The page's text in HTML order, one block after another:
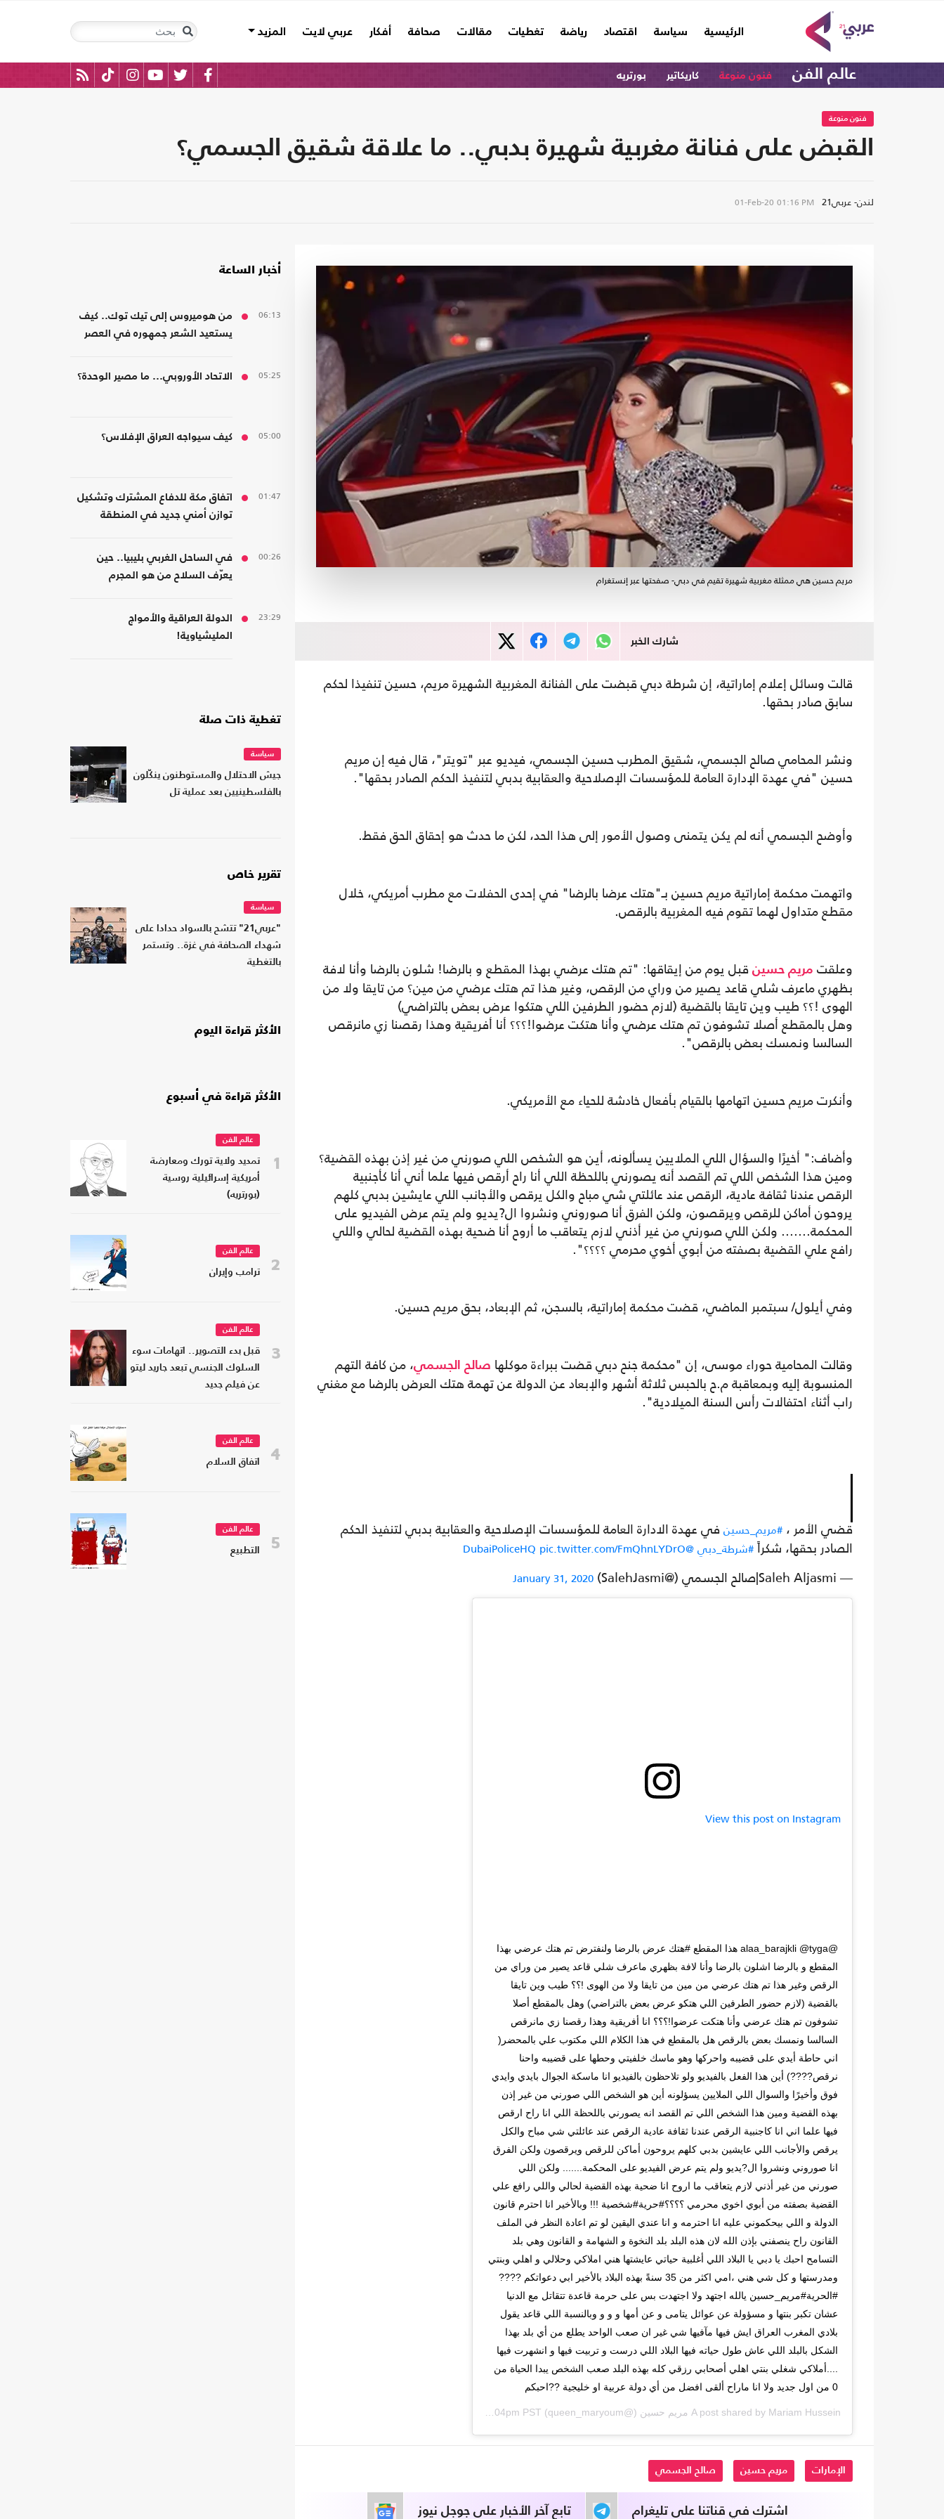
الرئيسية
(current) سياسة اقتصاد رياضة تغطيات مقالات صحافة أفكار عربي لايت المزيد
عالم الفن فنون منوعة كاريكاتير بورتريه
فنون منوعة
القبض على فنانة مغربية شهيرة بدبي.. ما علاقة شقيق الجسمي؟
لندن- عربي21 01-Feb-20 01:16 PM
مريم حسين هي ممثلة مغربية شهيرة تقيم في دبي- صفحتها عبر إنستغرام
شارك الخبر
قالت وسائل إعلام إماراتية، إن شرطة دبي قبضت على الفنانة المغربية الشهيرة مريم، حسين تنفيذا لحكم
سابق صادر بحقها.
ونشر المحامي صالح الجسمي، شقيق المطرب حسين الجسمي، فيديو عبر "تويتر"، قال فيه إن مريم
حسين "في عهدة الإدارة العامة للمؤسسات الإصلاحية والعقابية بدبي لتنفيذ الحكم الصادر بحقها".
وأوضح الجسمي أنه لم يكن يتمنى وصول الأمور إلى هذا الحد، لكن ما حدث هو إحقاق الحق فقط.
واتهمت محكمة إماراتية مريم حسين بـ"هتك عرضا بالرضا" في إحدى الحفلات مع مطرب أمريكي، خلال
مقطع متداول لهما تقوم فيه المغربية بالرقص.
وعلقت مريم حسين قبل يوم من إيقاقها: "تم هتك عرضي بهذا المقطع و بالرضا! شلون بالرضا وأنا لافة
بظهري ماعرف شلي قاعد يصير من وراي من الرقص، وغير هذا تم هتك عرضي من مين؟ من تايقا ولا من
الهوى !؟؟ طيب وين تايقا بالقضية (لازم حضور الطرفين اللي هتكوا عرض بعض بالتراضي)
وهل بالمقطع أصلا تشوفون تم هتك عرضي وأنا هتكت عرضوا!؟؟؟ أنا أفريقية وهذا رقصنا زي مانرقص
السالسا ونمسك بعض بالرقص".
وأنكرت مريم حسين اتهامها بالقيام بأفعال خادشة للحياء مع الأمريكي.
وأضاف:" أخيرًا والسؤال اللي الملايين يسألونه، أين هو الشخص اللي صورني من غير إذن بهذه القضية؟
ومين هذا الشخص اللي تم القصد أنه يصورني باللحظة اللي أنا راح أرقص فيها علما أني أنا كأجنبية
الرقص عندنا ثقافة عادية، الرقص عند عائلتي شي مباح والكل يرقص والأجانب اللي عايشين بدبي كلهم
يروحون أماكن للرقص ويرقصون، ولكن الفرق أنا صوروني ونشروا ال?يديو ولم يتم عرض الفيديو على
المحكمة....... ولكن اللي صورني من غير أذني لازم يتعاقب ما أروح أنا ضحية بهذه القضية لحالي واللي
رافع علي القضية بصفته من أبوي أخوي محرمي ؟؟؟؟".
وفي أيلول/ سبتمبر الماضي، قضت محكمة إماراتية، بالسجن، ثم الإبعاد، بحق مريم حسين.
وقالت المحامية حوراء موسى، إن "محكمة جنح دبي قضت ببراءة موكلها صالح الجسمي، من كافة التهم
المنسوبة إليه وبمعاقبة م.ح بالحبس ثلاثة أشهر والإبعاد عن الدولة عن تهمة هتك العرض بالرضا مع مغني
راب أثناء احتفالات رأس السنة الميلادية".
قضي الأمر ، #مريم_حسين في عهدة الادارة العامة للمؤسسات الإصلاحية والعقابية بدبي لتنفيذ الحكم
الصادر بحقها، شكراً #شرطة_دبي @DubaiPoliceHQ
pic.twitter.com/FmQhnLYDrO
— Saleh Aljasmi|صالح الجسمي (@SalehJasmi) January 31, 2020
View this post on Instagram
@alaa_barajkli @tyga هذا المقطع #هتك عرض بالرضا ولنفترض تم هتك عرضي بهذا
المقطع و بالرضا اشلون بالرضا وأنا لافة بظهري ماعرف شلي قاعد يصير من وراي من
الرقص وغير هذا تم هتك عرضي من مين من تايقا ولا من الهوى !؟؟ طيب وين تايقا
بالقضية (لازم حضور الطرفين اللي هتكو عرض بعض بالتراضي) وهل بالمقطع أصلا
تشوفون تم هتك عرضي وأنا هتكت عرضوا!؟؟؟ انا أفريقية وهذا رقصنا زي مانرقص
السالسا ونمسك بعض بالرقص هل بالمقطع في هذا الكلام اللي مكتوب علي بالمحضر(
اني حاطة أيدي على قضيبه واحركها وهو ماسك خلفيتي وحطها على قضيبه واحنا
نرقص????) أين هذا الفعل بالفيديو ولو تلاحظون بالفيديو انا ماسكة الجوال بايدي وايدي
فوق وأخيرًا والسوال اللي الملايين يسؤلونه أين هو الشخص اللي صورني من غير إذن
بهذه القضية ومين هذا الشخص اللي تم القصد انه يصورني باللحظة اللي انا راح ارقص
فيها علما اني انا كاجنبية الرقص عندنا ثقافة عادية الرقص عند عائلتي شي مباح والكل
يرقص والأجانب اللي عايشين بدبي كلهم يروحون أماكن للرقص ويرقصون ولكن الفرق
انا صوروني ونشروا ال?يديو ولم يتم عرض الفيديو على المحكمة....... ولكن اللي
صورني من غير أذني لازم يتعاقب ما اروح انا ضحية بهذه القضية لحالي واللي رافع علي
القضية بصفته من أبوي اخوي محرمي ؟؟؟؟#حرية#شخصية !!! وبالأخير انا احترم قانون
الدولة و اللي بيحكموني عليه انا احترمه و انا عندي اليقين لو تم اعادة النظر في الملف
القانون راح ينصفني بإذن الله لان هذه البلد بلد النخوة و الشهامة و القانون وهي بلد
التسامح احبك يا دبي يا البلاد اللي أغلبية حياتي عايشتها هني املاكي وحلالي و اهلي وبنتي
ومدرستها و كل شي هني ،امي اكثر من 35 سنةً بهذه البلاد بالأخير ابي دعواتكم ????
#الحرية#مريم_حسين يالله اجتهد ولا اجتهدت بس على حرمة قاعدة تتقاتل مع الدنيا
عشان تكبر بنتها و مسؤولة عن عوائل يتامى و عن أمها و و و وبالنسبة اللي قاعد يقول
بلادي المغرب العراق ايش فيها مآفيها شي غير ان صعب الواحد يطلع من أي بلد بهذا
الشكل بالبلد اللي عاش طول حياته فيها البلاد اللي درست و تربيت فيها و انشهرت فيها
....أملاكي شغلي بنتي اهلي أصحابي رزقي كله بهذه البلد صعب الشخص يبدا الحياة من
0 من اول جديد ولا انا ماراح ألقى افضل من أي دولة عربية او خليجية ??احبكم
A post shared by Mariam Hussein مريم حسين (@queen_maryoum) on
Jan 28, 2020 at 11:04pm PST
الإمارات مريم حسين صالح الجسمي
تابع آخر الأخبار على جوجل نيوز اشترك في قناتنا على تليغرام
أخبار الساعة
06:13
من هوميروس إلى تيك توك.. كيف
يستعيد الشعر جمهوره في العصر
05:25 الاتحاد الأوروبي... ما مصير الوحدة؟
05:00 كيف سيواجه العراق الإفلاس؟
01:47
اتفاق مكة للدفاع المشترك وتشكيل
توازن أمني جديد في المنطقة
00:26
في الساحل الغربي بليبيا.. حين
يعرّف السلاح من هو المجرم
23:29
الدولة العراقية والأمواج
المليشياوية!
تغطية ذات صلة
سياسة
جيش الاحتلال والمستوطنون ينكّلون
بالفلسطينيين بعد عملية تل
تقرير خاص
سياسة
"عربي21" تتشح بالسواد حدادا على
شهداء الصحافة في غزة.. وتستمر
بالتغطية
الأكثر قراءة اليوم
الأكثر قراءة في أسبوع
1
عالم الفن
تمديد ولاية تورك ومعارضة
أمريكية إسرائيلية روسية
(بورتريه)
2
عالم الفن
ترامب وإيران
3
عالم الفن
قبل بدء التصوير.. اتهامات سوء
السلوك الجنسي تبعد جاريد ليتو
عن فيلم جديد
4
عالم الفن
اتفاق السلام
5
عالم الفن
التطبيع